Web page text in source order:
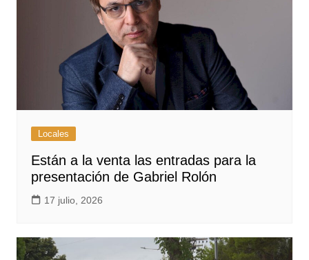
Locales
Están a la venta las entradas para la
presentación de Gabriel Rolón
17 julio, 2026